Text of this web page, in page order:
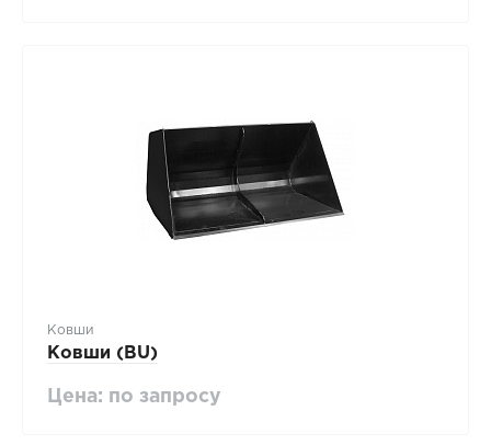
Ковши
Ковши (BU)
Цена: по запросу